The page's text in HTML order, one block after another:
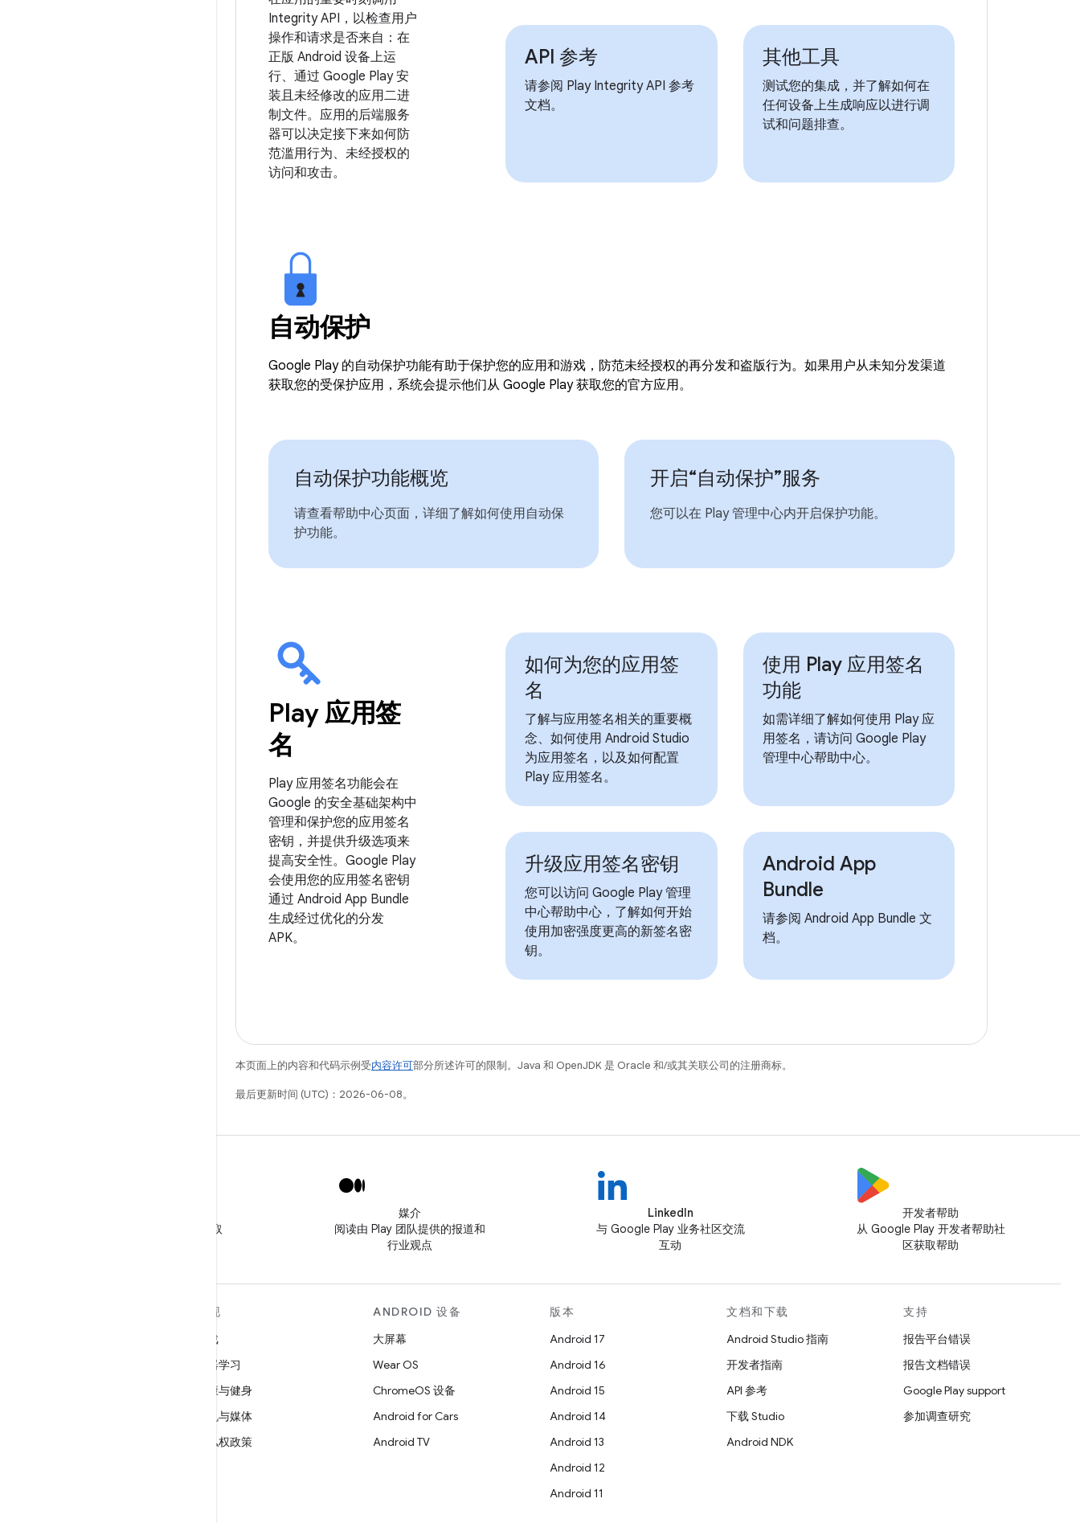
Integrity API，以检查用户
操作和请求是否来自：在
正版 Android 设备上运
行、通过 Google Play 安
装且未经修改的应用二进
制文件。应用的后端服务
器可以决定接下来如何防
范滥用行为、未经授权的
访问和攻击。
API 参考
请参阅 Play Integrity API 参考
文档。
其他工具
测试您的集成，并了解如何在
任何设备上生成响应以进行调
试和问题排查。
自动保护
Google Play 的自动保护功能有助于保护您的应用和游戏，防范未经授权的再分发和盗版行为。如果用户从未知分发渠道
获取您的受保护应用，系统会提示他们从 Google Play 获取您的官方应用。
自动保护功能概览
请查看帮助中心页面，详细了解如何使用自动保
护功能。
开启“自动保护”服务
您可以在 Play 管理中心内开启保护功能。
Play 应用签
名
Play 应用签名功能会在
Google 的安全基础架构中
管理和保护您的应用签名
密钥，并提供升级选项来
提高安全性。Google Play
会使用您的应用签名密钥
通过 Android App Bundle
生成经过优化的分发
APK。
如何为您的应用签
名
了解与应用签名相关的重要概
念、如何使用 Android Studio
为应用签名，以及如何配置
Play 应用签名。
使用 Play 应用签名
功能
如需详细了解如何使用 Play 应
用签名，请访问 Google Play
管理中心帮助中心。
升级应用签名密钥
您可以访问 Google Play 管理
中心帮助中心，了解如何开始
使用加密强度更高的新签名密
钥。
Android App
Bundle
请参阅 Android App Bundle 文
档。
本页面上的内容和代码示例受内容许可部分所述许可的限制。Java 和 OpenJDK 是 Oracle 和/或其关联公司的注册商标。
最后更新时间 (UTC)：2026-06-08。
关注 @GooglePlayBiz，获取
媒介
阅读由 Play 团队提供的报道和
行业观点
LinkedIn
与 Google Play 业务社区交流
互动
开发者帮助
从 Google Play 开发者帮助社
区获取帮助
发现
游戏
机器学习
健康与健身
相机与媒体
隐私权政策
ANDROID 设备
大屏幕
Wear OS
ChromeOS 设备
Android for Cars
Android TV
版本
Android 17
Android 16
Android 15
Android 14
Android 13
Android 12
Android 11
文档和下载
Android Studio 指南
开发者指南
API 参考
下载 Studio
Android NDK
支持
报告平台错误
报告文档错误
Google Play support
参加调查研究